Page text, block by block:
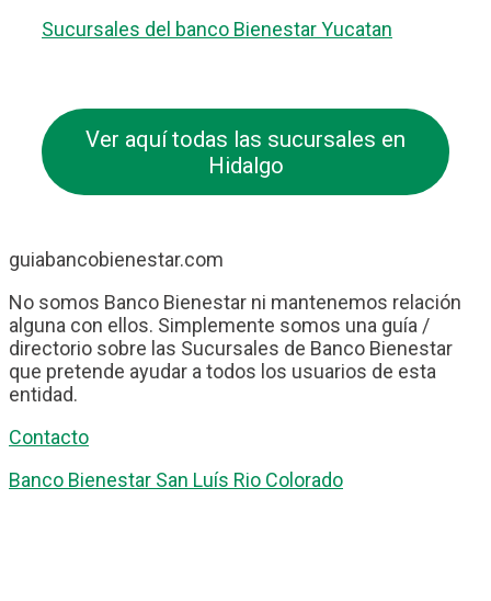
Sucursales del banco Bienestar Yucatan
Ver aquí todas las sucursales en
Hidalgo
guiabancobienestar.com
No somos Banco Bienestar ni mantenemos relación
alguna con ellos. Simplemente somos una guía /
directorio sobre las Sucursales de Banco Bienestar
que pretende ayudar a todos los usuarios de esta
entidad.
Contacto
Banco Bienestar San Luís Rio Colorado